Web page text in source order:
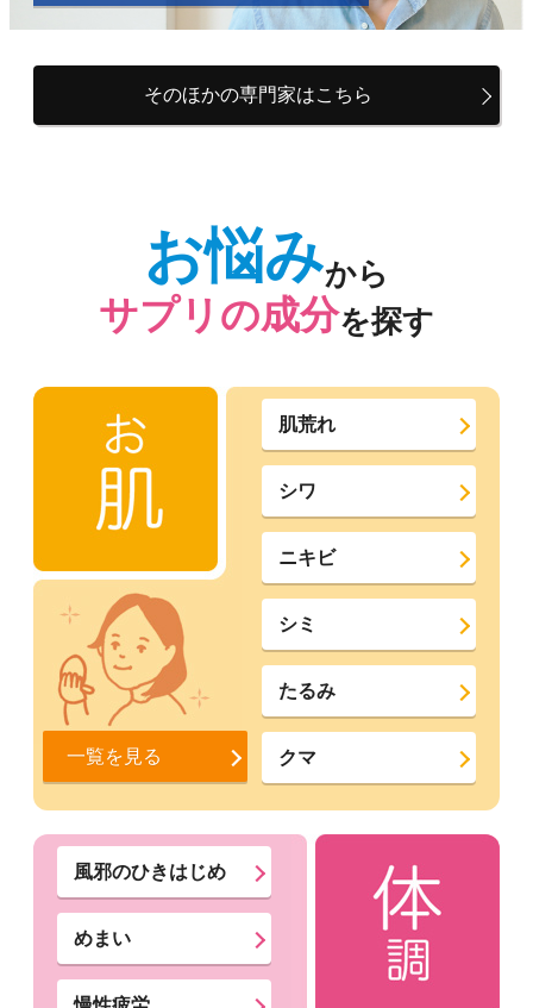
そのほかの専門家はこちら
お悩みから
サプリの成分を探す
肌荒れ
シワ
ニキビ
シミ
たるみ
クマ
一覧を見る
風邪のひきはじめ
めまい